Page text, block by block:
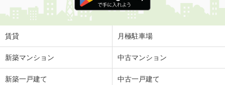
賃貸 月極駐車場
新築マンション 中古マンション
新築一戸建て 中古一戸建て